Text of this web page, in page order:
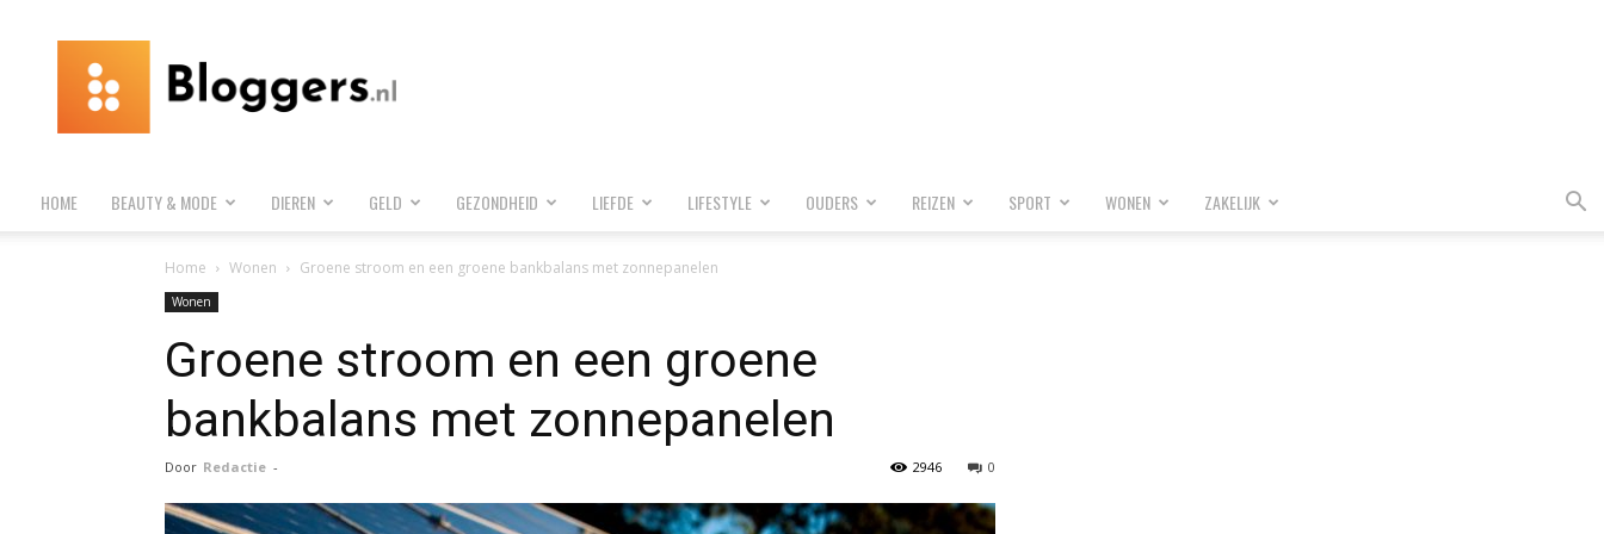
HOME BEAUTY & MODE DIEREN GELD GEZONDHEID LIEFDE LIFESTYLE OUDERS REIZEN SPORT WONEN ZAKELIJK
Home Wonen Groene stroom en een groene bankbalans met zonnepanelen
Wonen
Groene stroom en een groene
bankbalans met zonnepanelen
Door Redactie - 0
2946